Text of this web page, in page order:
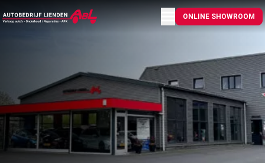
Menu openen
ONLINE SHOWROOM